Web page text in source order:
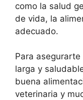
como la salud
de vida, la
adecuado.
Para
larga y
buena
veterinaria y